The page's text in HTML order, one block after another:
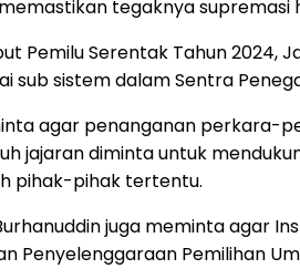
tegaknya
Pemilu Serentak Tahun 2024,
sub sistem dalam Sentra
agar penanganan perkara-
jajaran diminta untuk
pihak-pihak tertentu.
juga meminta agar
Penyelenggaraan Pemilihan